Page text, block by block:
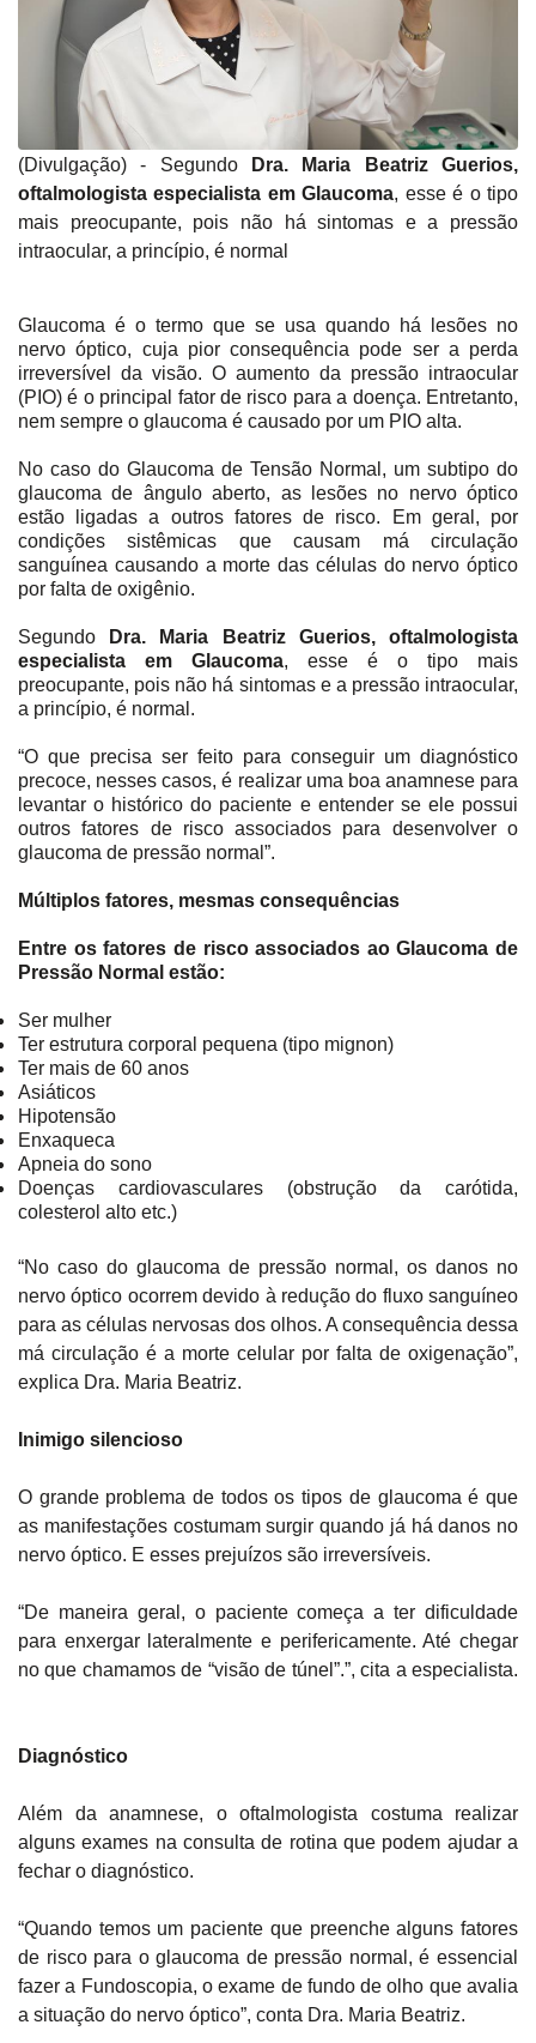
(Divulgação) - Segundo
Dra. Maria Beatriz Guerios,
oftalmologista especialista em Glaucoma, esse é o tipo
mais preocupante, pois não há sintomas e a pressão
intraocular, a princípio, é normal
Glaucoma é o termo que se usa quando há lesões no
nervo óptico, cuja pior consequência pode ser a perda
irreversível da visão. O aumento da pressão intraocular
(PIO) é o principal fator de risco para a doença. Entretanto,
nem sempre o glaucoma é causado por um PIO alta.
No caso do Glaucoma de Tensão Normal, um subtipo do
glaucoma de ângulo aberto, as lesões no nervo óptico
estão ligadas a outros fatores de risco. Em geral, por
condições sistêmicas que causam má circulação
sanguínea causando a morte das células do nervo óptico
por falta de oxigênio.
Segundo
Dra. Maria Beatriz Guerios, oftalmologista
especialista em Glaucoma, esse é o tipo mais
preocupante, pois não há sintomas e a pressão intraocular,
a princípio, é normal.
“O que precisa ser feito para conseguir um diagnóstico
precoce, nesses casos, é realizar uma boa anamnese para
levantar o histórico do paciente e entender se ele possui
outros fatores de risco associados para desenvolver o
glaucoma de pressão normal”.
Múltiplos fatores, mesmas consequências
Entre os fatores de risco associados ao Glaucoma de
Pressão Normal estão:
Ser mulher
Ter estrutura corporal pequena (tipo mignon)
Ter mais de 60 anos
Asiáticos
Hipotensão
Enxaqueca
Apneia do sono
Doenças cardiovasculares (obstrução da carótida,
colesterol alto etc.)
“No caso do glaucoma de pressão normal, os danos no
nervo óptico ocorrem devido à redução do fluxo sanguíneo
para as células nervosas dos olhos. A consequência dessa
má circulação é a morte celular por falta de oxigenação”,
explica Dra. Maria Beatriz.
Inimigo silencioso
O grande problema de todos os tipos de glaucoma é que
as manifestações costumam surgir quando já há danos no
nervo óptico. E esses prejuízos são irreversíveis.
“De maneira geral, o paciente começa a ter dificuldade
para enxergar lateralmente e perifericamente. Até chegar
no que chamamos de “visão de túnel”.”, cita a especialista.
Diagnóstico
Além da anamnese, o oftalmologista costuma realizar
alguns exames na consulta de rotina que podem ajudar a
fechar o diagnóstico.
“Quando temos um paciente que preenche alguns fatores
de risco para o glaucoma de pressão normal, é essencial
fazer a Fundoscopia, o exame de fundo de olho que avalia
a situação do nervo óptico”, conta Dra. Maria Beatriz.